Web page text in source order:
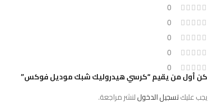
0
0
0
0
0
كن أول من يقيم “كرسي هيدروليك شبك موديل فوكس”
يجب عليكتسجيل الدخوللنشر مراجعة.